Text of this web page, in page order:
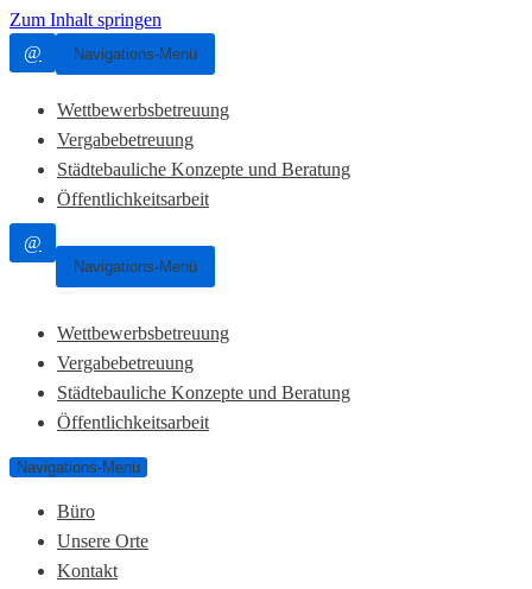
Zum Inhalt springen
@
Navigations-Menü
Wettbewerbsbetreuung
Vergabebetreuung
Städtebauliche Konzepte und Beratung
Öffentlichkeitsarbeit
@
Navigations-Menü
Wettbewerbsbetreuung
Vergabebetreuung
Städtebauliche Konzepte und Beratung
Öffentlichkeitsarbeit
Navigations-Menü
Büro
Unsere Orte
Kontakt